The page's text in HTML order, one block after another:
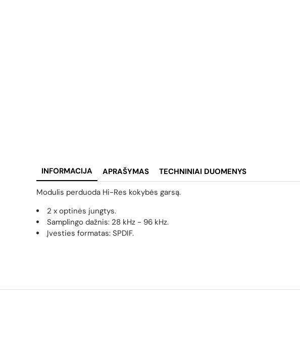
INFORMACIJA APRAŠYMAS TECHNINIAI DUOMENYS
Modulis perduoda Hi-Res kokybės garsą.
2 x optinės jungtys.
Samplingo dažnis: 28 kHz - 96 kHz.
Įvesties formatas: SPDIF.